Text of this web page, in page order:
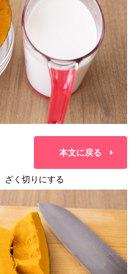
本文に戻る
ざく切りにする